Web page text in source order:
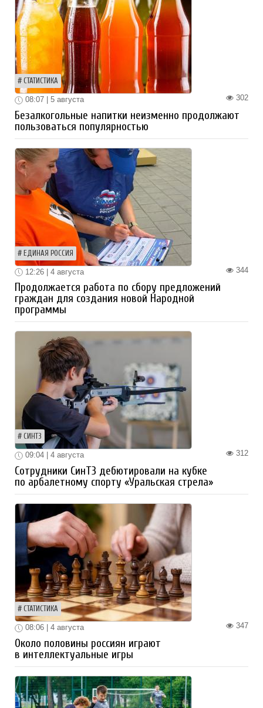
СТАТИСТИКА
302
08:07 | 5 августа
Безалкогольные напитки неизменно продолжают
пользоваться популярностью
ЕДИНАЯ РОССИЯ
344
12:26 | 4 августа
Продолжается работа по сбору предложений
граждан для создания новой Народной
программы
СИНТЗ
312
09:04 | 4 августа
Сотрудники СинТЗ дебютировали на кубке
по арбалетному спорту «Уральская стрела»
СТАТИСТИКА
347
08:06 | 4 августа
Около половины россиян играют
в интеллектуальные игры